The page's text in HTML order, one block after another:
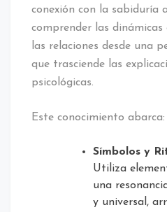
conexión con la sabiduría
comprender las
las relaciones desde una
que trasciende las
psicológicas.
Este conocimiento abarca:
Símbolos y
Utiliza
una
y universal,